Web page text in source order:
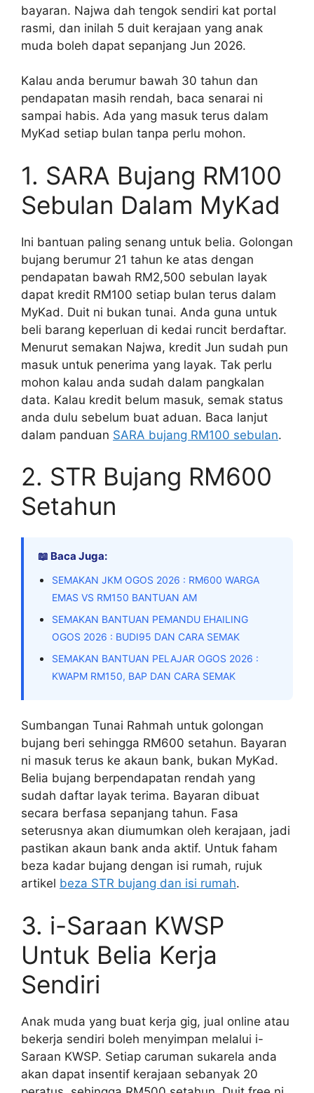
bayaran. Najwa dah tengok sendiri kat portal
rasmi, dan inilah 5 duit kerajaan yang anak
muda boleh dapat sepanjang Jun 2026.
Kalau anda berumur bawah 30 tahun dan
pendapatan masih rendah, baca senarai ni
sampai habis. Ada yang masuk terus dalam
MyKad setiap bulan tanpa perlu mohon.
1. SARA Bujang RM100
Sebulan Dalam MyKad
Ini bantuan paling senang untuk belia. Golongan
bujang berumur 21 tahun ke atas dengan
pendapatan bawah RM2,500 sebulan layak
dapat kredit RM100 setiap bulan terus dalam
MyKad. Duit ni bukan tunai. Anda guna untuk
beli barang keperluan di kedai runcit berdaftar.
Menurut semakan Najwa, kredit Jun sudah pun
masuk untuk penerima yang layak. Tak perlu
mohon kalau anda sudah dalam pangkalan
data. Kalau kredit belum masuk, semak status
anda dulu sebelum buat aduan. Baca lanjut
dalam panduan SARA bujang RM100 sebulan.
2. STR Bujang RM600
Setahun
📖 Baca Juga:
SEMAKAN JKM OGOS 2026 : RM600 WARGA
EMAS VS RM150 BANTUAN AM
SEMAKAN BANTUAN PEMANDU EHAILING
OGOS 2026 : BUDI95 DAN CARA SEMAK
SEMAKAN BANTUAN PELAJAR OGOS 2026 :
KWAPM RM150, BAP DAN CARA SEMAK
Sumbangan Tunai Rahmah untuk golongan
bujang beri sehingga RM600 setahun. Bayaran
ni masuk terus ke akaun bank, bukan MyKad.
Belia bujang berpendapatan rendah yang
sudah daftar layak terima. Bayaran dibuat
secara berfasa sepanjang tahun. Fasa
seterusnya akan diumumkan oleh kerajaan, jadi
pastikan akaun bank anda aktif. Untuk faham
beza kadar bujang dengan isi rumah, rujuk
artikel beza STR bujang dan isi rumah.
3. i-Saraan KWSP
Untuk Belia Kerja
Sendiri
Anak muda yang buat kerja gig, jual online atau
bekerja sendiri boleh menyimpan melalui i-
Saraan KWSP. Setiap caruman sukarela anda
akan dapat insentif kerajaan sebanyak 20